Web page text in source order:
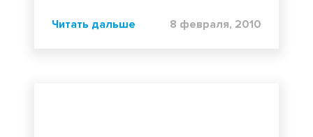
Читать дальше 8 февраля, 2010